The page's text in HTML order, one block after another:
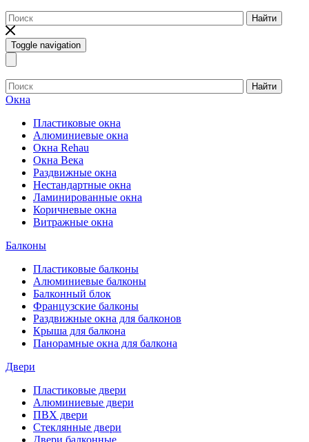
Найти
Toggle navigation
Найти
Окна
Пластиковые окна
Алюминиевые окна
Окна Rehau
Окна Века
Раздвижные окна
Нестандартные окна
Ламинированные окна
Коричневые окна
Витражные окна
Балконы
Пластиковые балконы
Алюминиевые балконы
Балконный блок
Французские балконы
Раздвижные окна для балконов
Крыша для балкона
Панорамные окна для балкона
Двери
Пластиковые двери
Алюминиевые двери
ПВХ двери
Стеклянные двери
Двери балконные